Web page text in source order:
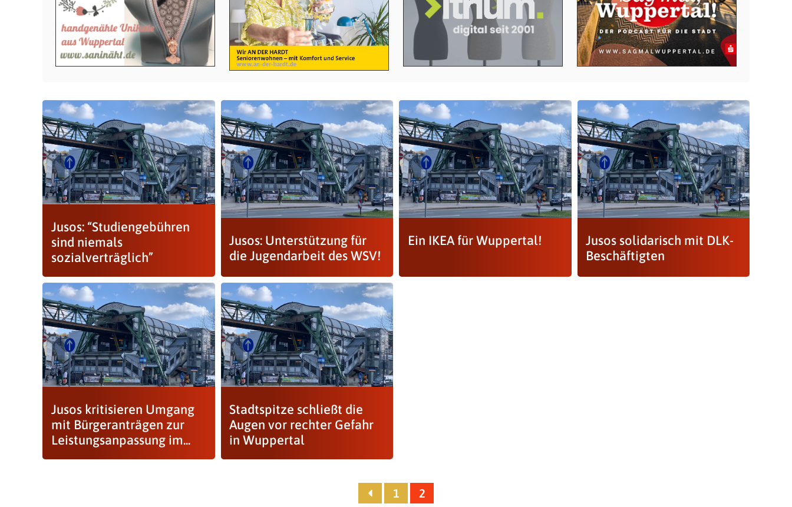
Jusos: “Studiengebühren
sind niemals
sozialverträglich”
Jusos: Unterstützung für
die Jugendarbeit des WSV!
Ein IKEA für Wuppertal!
Jusos solidarisch mit DLK-
Beschäftigten
Jusos kritisieren Umgang
mit Bürgeranträgen zur
Leistungsanpassung im...
Stadtspitze schließt die
Augen vor rechter Gefahr
in Wuppertal
1 2